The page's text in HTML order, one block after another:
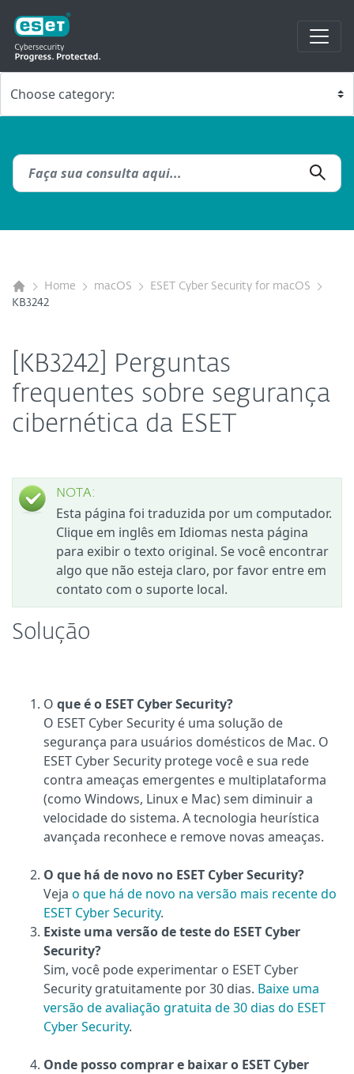
Home macOS
ESET Cyber Security for macOS
KB3242
[KB3242] Perguntas
frequentes sobre segurança
cibernética da ESET
NOTA:
Esta página foi traduzida por um computador.
Clique em inglês em Idiomas nesta página
para exibir o texto original. Se você encontrar
algo que não esteja claro, por favor entre em
contato com o suporte local.
Solução
O que é o ESET Cyber Security?
O ESET Cyber Security é uma solução de
segurança para usuários domésticos de Mac. O
ESET Cyber Security protege você e sua rede
contra ameaças emergentes e multiplataforma
(como Windows, Linux e Mac) sem diminuir a
velocidade do sistema. A tecnologia heurística
avançada reconhece e remove novas ameaças.
O que há de novo no ESET Cyber Security?
Veja o que há de novo na versão mais recente do
ESET Cyber Security.
Existe uma versão de teste do ESET Cyber
Security?
Sim, você pode experimentar o ESET Cyber
Security gratuitamente por 30 dias. Baixe uma
versão de avaliação gratuita de 30 dias do ESET
Cyber Security.
Onde posso comprar e baixar o ESET Cyber